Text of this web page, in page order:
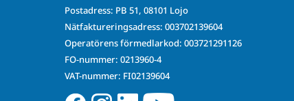
Postadress: PB 51, 08101 Lojo
Nätfaktureringsadress: 003702139604
Operatörens förmedlarkod: 003721291126
FO-nummer: 0213960-4
VAT-nummer: FI02139604